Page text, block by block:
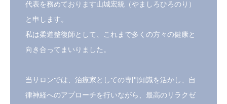
代表を務めております山城宏統（やましろひろのり）
と申します。
私は柔道整復師として、これまで多くの方々の健康と
向き合ってまいりました。
当サロンでは、治療家としての専門知識を活かし、自
律神経へのアプローチを行いながら、最高のリラクゼ